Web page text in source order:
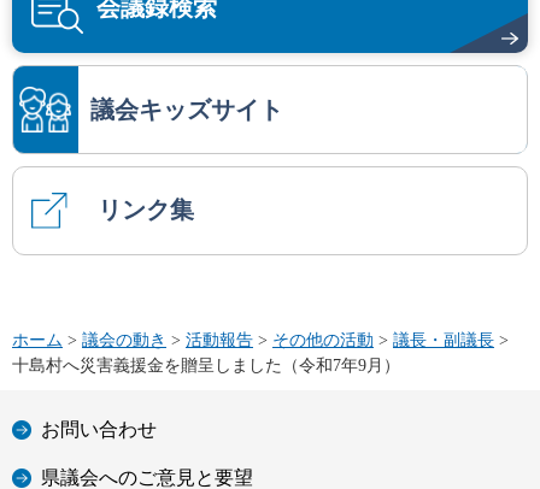
会議録検索
議会キッズサイト
リンク集
ホーム > 議会の動き > 活動報告 > その他の活動 > 議長・副議長 >
十島村へ災害義援金を贈呈しました（令和7年9月）
お問い合わせ
県議会へのご意見と要望